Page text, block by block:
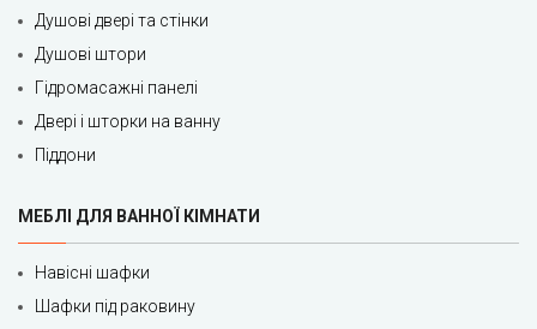
Душові двері та стінки
Душові штори
Гідромасажні панелі
Двері і шторки на ванну
Піддони
МЕБЛІ ДЛЯ ВАННОЇ КІМНАТИ
Навісні шафки
Шафки під раковину